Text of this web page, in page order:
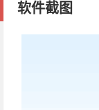
软件截图